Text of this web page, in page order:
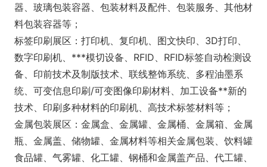
器、玻璃包装容器、包装材料及配件、包装服务、其他材
料包装容器等；
标签印刷展区：打印机、复印机、图文快印、3D打印、
数字印刷机、***模切设备、RFID、RFID标签自动检测设
备、印前技术及制版技术、联线整饰系统、多程油墨系
统、可变信息印刷/可变图像印刷材料、加工设备**新的
技术、印刷多种材料的印刷机、高技术标签材料等；
金属包装展区：金属盒、金属罐、金属桶、金属箱、金属
瓶、金属盖、储物罐、金属材料等相关金属包装、饮料罐
食品罐、气雾罐、化工罐、钢桶和金属盖产品、代工罐、